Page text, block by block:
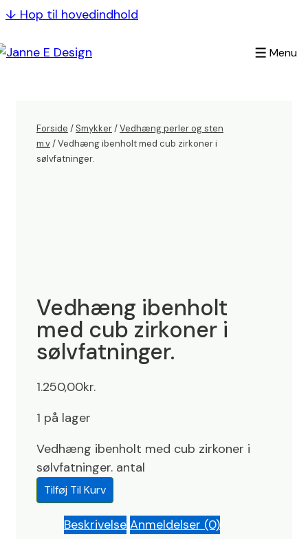
↓ Hop til hovedindhold
Menu
Forside / Smykker/Vedhæng perler og sten
m.v/ Vedhæng ibenholt med cub zirkoner i
sølvfatninger.
Vedhæng ibenholt
med cub zirkoner i
sølvfatninger.
1.250,00kr.
1 på lager
Vedhæng ibenholt med cub zirkoner i
sølvfatninger. antal
Tilføj Til Kurv
Beskrivelse Anmeldelser (0)